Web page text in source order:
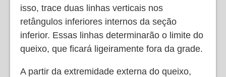
isso, trace duas linhas verticais nos
retângulos inferiores internos da seção
inferior. Essas linhas determinarão o limite do
queixo, que ficará ligeiramente fora da grade.
A partir da extremidade externa do queixo,